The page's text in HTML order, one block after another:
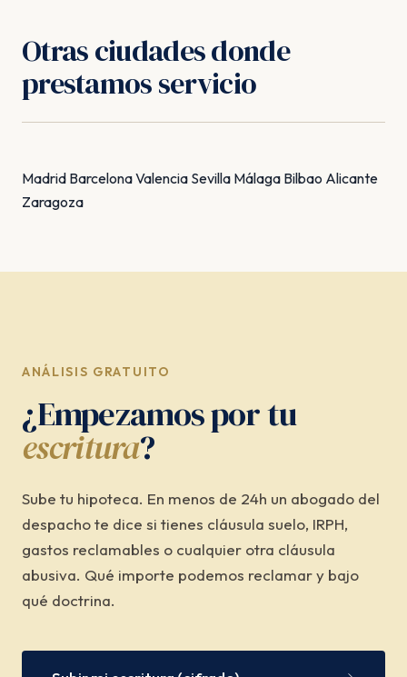
Otras ciudades donde
prestamos servicio
Madrid BarcelonaValencia Sevilla Málaga Bilbao Alicante
Zaragoza
ANÁLISIS GRATUITO
¿Empezamos por tu
escritura?
Sube tu hipoteca. En menos de 24h un abogado del
despacho te dice si tienes cláusula suelo, IRPH,
gastos reclamables o cualquier otra cláusula
abusiva. Qué importe podemos reclamar y bajo
qué doctrina.